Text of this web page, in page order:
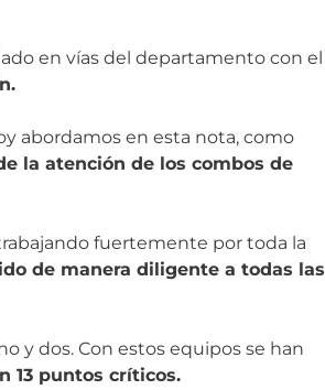
en vías del departamento con el
abordamos en esta nota, como
la atención de los combos de
fuertemente por toda la
de manera diligente a todas las
y dos. Con estos equipos se han
13 puntos críticos.